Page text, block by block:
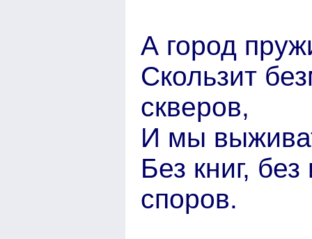
А город
Скользит
скверов,
И мы
Без книг,
споров.